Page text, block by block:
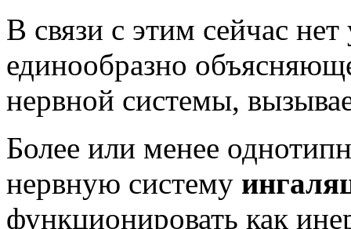
В связи с этим сейчас
единообразно
нервной системы,
Более или менее
нервную систему
функционировать как